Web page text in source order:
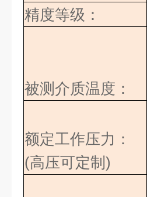
精度等级：
被测介质温度：
额定工作压力：
(高压可定制)